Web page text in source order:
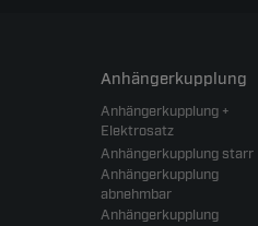
Anhängerkupplung
Anhängerkupplung +
Elektrosatz
Anhängerkupplung starr
Anhängerkupplung
abnehmbar
Anhängerkupplung